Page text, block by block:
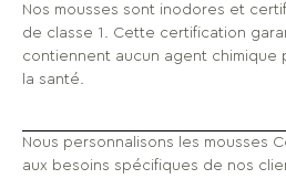
Nos mousses sont inodores et
de classe 1. Cette certification
contiennent aucun agent chimique
la santé.
Nous personnalisons les mousses
aux besoins spécifiques de nos